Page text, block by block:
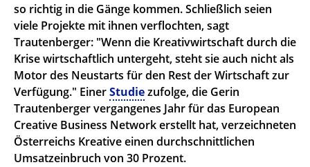
so richtig in die Gänge kommen. Schließlich seien
viele Projekte mit ihnen verflochten, sagt
Trautenberger: "Wenn die Kreativwirtschaft durch die
Krise wirtschaftlich untergeht, steht sie auch nicht als
Motor des Neustarts für den Rest der Wirtschaft zur
Verfügung." EinerStudiezufolge, die Gerin
Trautenberger vergangenes Jahr für das European
Creative Business Network erstellt hat, verzeichneten
Österreichs Kreative einen durchschnittlichen
Umsatzeinbruch von 30 Prozent.